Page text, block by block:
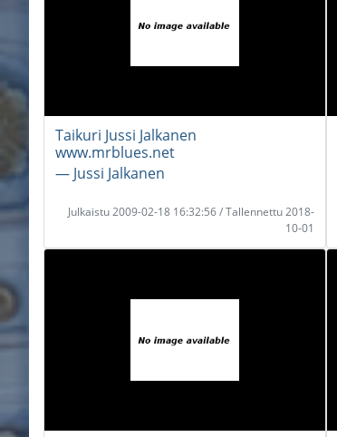
Taikuri Jussi Jalkanen
www.mrblues.net
― Jussi Jalkanen
Julkaistu 2009-02-18 16:32:56 / Tallennettu 2018-
10-01